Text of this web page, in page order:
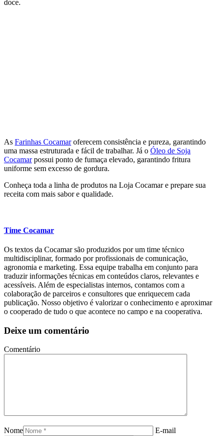
doce.
As Farinhas Cocamaroferecem consistência e pureza, garantindo
uma massa estruturada e fácil de trabalhar. Já o Óleo de Soja
Cocamarpossui ponto de fumaça elevado, garantindo fritura
uniforme sem excesso de gordura.
Conheça toda a linha de produtos na Loja Cocamar e prepare sua
receita com mais sabor e qualidade.
Time Cocamar
Os textos da Cocamar são produzidos por um time técnico
multidisciplinar, formado por profissionais de comunicação,
agronomia e marketing. Essa equipe trabalha em conjunto para
traduzir informações técnicas em conteúdos claros, relevantes e
acessíveis. Além de especialistas internos, contamos com a
colaboração de parceiros e consultores que enriquecem cada
publicação. Nosso objetivo é valorizar o conhecimento e aproximar
o cooperado de tudo o que acontece no campo e na cooperativa.
Deixe um comentário
Comentário
Nome
E-mail